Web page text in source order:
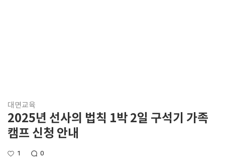
대면교육
2025년 선사의 법칙 1박 2일 구석기 가족
캠프 신청 안내
1 0